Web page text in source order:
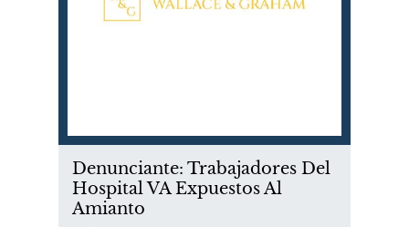
Denunciante: Trabajadores Del
Hospital VA Expuestos Al
Amianto